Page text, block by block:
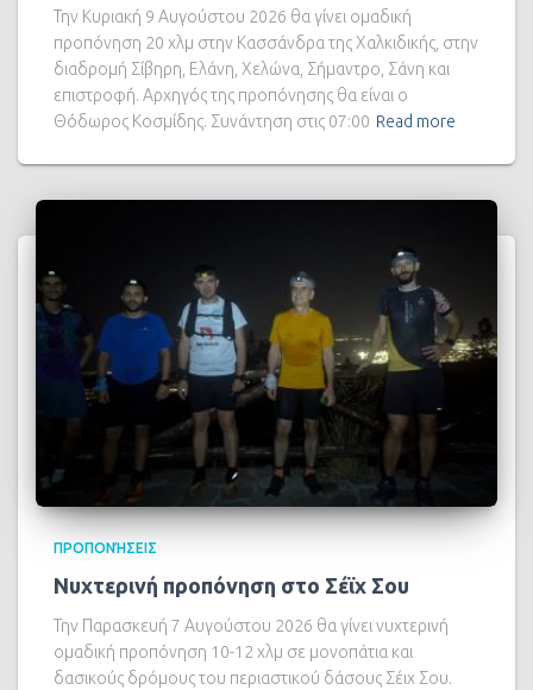
Την Κυριακή 9 Αυγούστου 2026 θα γίνει ομαδική
προπόνηση 20 χλμ στην Κασσάνδρα της Χαλκιδικής, στην
διαδρομή Σίβηρη, Ελάνη, Χελώνα, Σήμαντρο, Σάνη και
επιστροφή. Αρχηγός της προπόνησης θα είναι ο
Θόδωρος Κοσμίδης. Συνάντηση στις 07:00 Read more
ΠΡΟΠΟΝΉΣΕΙΣ
Νυχτερινή προπόνηση στο Σέϊχ Σου
Την Παρασκευή 7 Αυγούστου 2026 θα γίνει νυχτερινή
ομαδική προπόνηση 10-12 χλμ σε μονοπάτια και
δασικούς δρόμους του περιαστικού δάσους Σέιχ Σου.